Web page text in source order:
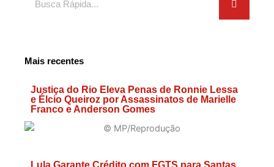
Mais recentes
Justiça do Rio Eleva Penas de Ronnie Lessa
e Élcio Queiroz por Assassinatos de Marielle
Franco e Anderson Gomes
Lula Garante Crédito com FGTS para Santas